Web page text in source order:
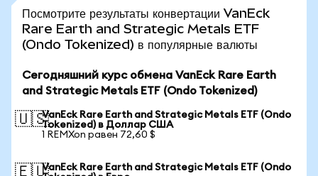
Посмотрите результаты конвертации VanEck
Rare Earth and Strategic Metals ETF
(Ondo Tokenized) в популярные валюты
Сегодняшний курс обмена VanEck Rare Earth
and Strategic Metals ETF (Ondo Tokenized)
🇺🇸VanEck Rare Earth and Strategic Metals ETF (Ondo
Tokenized) в Доллар США
1 REMXon равен 72,60 $
🇪🇺VanEck Rare Earth and Strategic Metals ETF (Ondo